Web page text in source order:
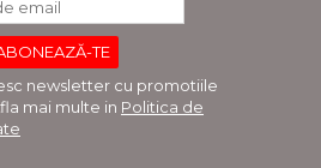
newsletter cu promotiile
mai multe in Politica de